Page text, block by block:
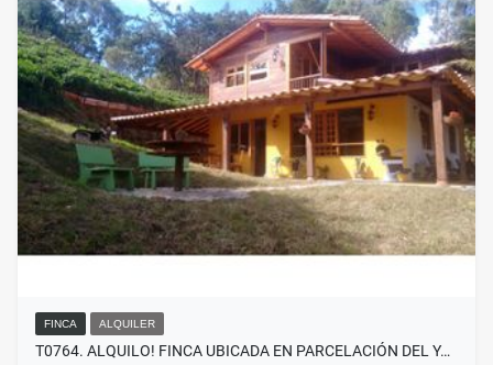
FINCA ALQUILER
T0764. ALQUILO! FINCA UBICADA EN PARCELACIÓN DEL Y…